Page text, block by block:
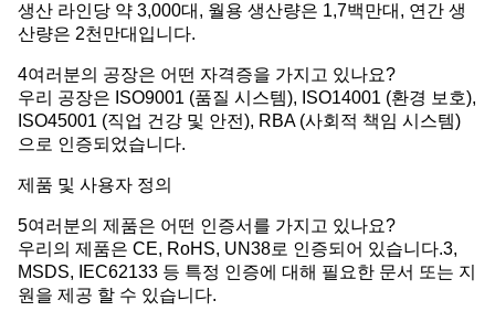
생산 라인당 약 3,000대, 월용 생산량은 1,7백만대, 연간 생
산량은 2천만대입니다.
4여러분의 공장은 어떤 자격증을 가지고 있나요?
우리 공장은 ISO9001 (품질 시스템), ISO14001 (환경 보호),
ISO45001 (직업 건강 및 안전), RBA (사회적 책임 시스템)
으로 인증되었습니다.
제품 및 사용자 정의
5여러분의 제품은 어떤 인증서를 가지고 있나요?
우리의 제품은 CE, RoHS, UN38로 인증되어 있습니다.3,
MSDS, IEC62133 등 특정 인증에 대해 필요한 문서 또는 지
원을 제공 할 수 있습니다.